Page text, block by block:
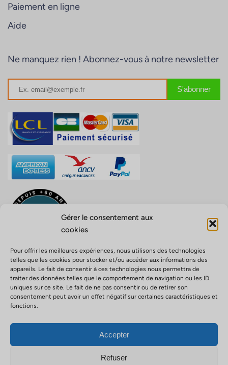
Gérer le consentement aux
cookies
Pour offrir les meilleures expériences, nous utilisons des technologies
telles que les cookies pour stocker et/ou accéder aux informations des
appareils. Le fait de consentir à ces technologies nous permettra de
traiter des données telles que le comportement de navigation ou les ID
uniques sur ce site. Le fait de ne pas consentir ou de retirer son
consentement peut avoir un effet négatif sur certaines caractéristiques et
fonctions.
Accepter
Refuser
Paiement en ligne
Aide
Ne manquez rien ! Abonnez-vous à notre newsletter
Opérateur de voyage ATOUT FRANCE n° IM971100004 –
Responsabilité civile agent de voyage, police n° 0210001756 –
Politique de confidentialité
Politique de cookies